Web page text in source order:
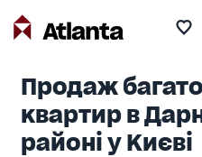
Продаж
квартир в
районі у Києві